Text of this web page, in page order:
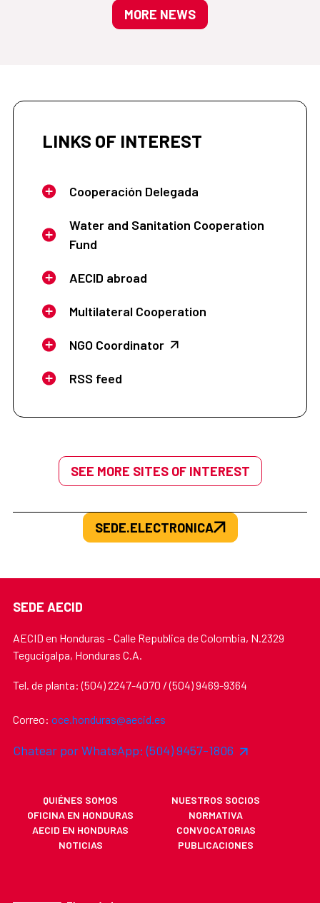
MORE NEWS
LINKS OF INTEREST
Cooperación Delegada
Water and Sanitation Cooperation
Fund
AECID abroad
Multilateral Cooperation
NGO Coordinator
RSS feed
SEE MORE SITES OF INTEREST
SEDE.ELECTRONICA
SEDE AECID
AECID en Honduras - Calle Republica de Colombia, N.2329
Tegucigalpa, Honduras C.A.
Tel. de planta: (504) 2247-4070 / (504) 9469-9364
Correo: oce.honduras@aecid.es
Chatear por WhatsApp: (504) 9457-1806
QUIÉNES SOMOS
NUESTROS SOCIOS
OFICINA EN HONDURAS
NORMATIVA
AECID EN HONDURAS
CONVOCATORIAS
NOTICIAS
PUBLICACIONES